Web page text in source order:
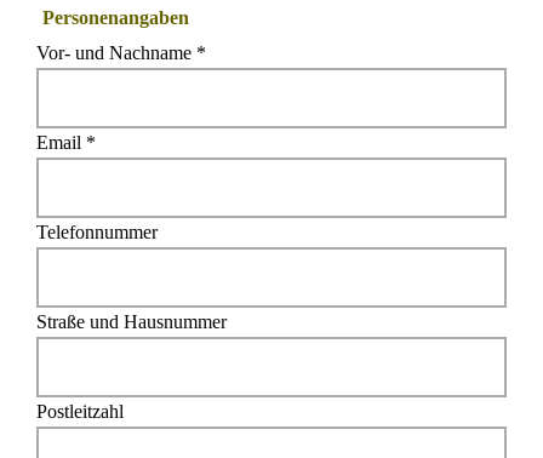
Personenangaben
Vor- und Nachname *
Email *
Telefonnummer
Straße und Hausnummer
Postleitzahl